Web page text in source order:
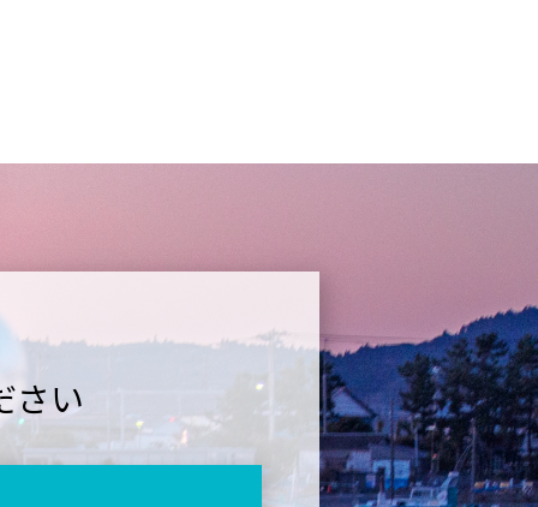
さい